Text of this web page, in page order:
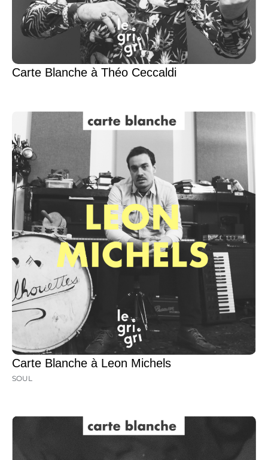
Carte Blanche à Théo Ceccaldi
Carte Blanche à Leon Michels
SOUL